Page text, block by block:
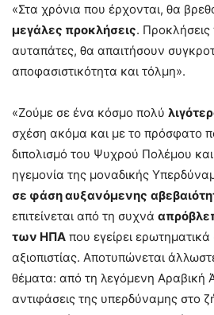
«Στα χρόνια που έρχονται, θα
μεγάλες προκλήσεις.
αυταπάτες, θα απαιτήσουν
αποφασιστικότητα και τόλμη».
«Ζούμε σε ένα κόσμο πολύ
σχέση ακόμα και με το πρόσφατο
διπολισμό του Ψυχρού Πολέμου
ηγεμονία της μοναδικής
σε φάση αυξανόμενης
επιτείνεται από τη συχνά
των ΗΠΑ που εγείρει
αξιοπιστίας. Αποτυπώνεται
θέματα: από τη λεγόμενη Αραβική
αντιφάσεις της υπερδύναμης στο